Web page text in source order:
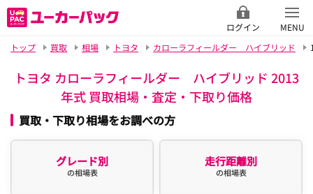
ログイン
MENU
トップ
買取 相場 トヨタ カローラフィールダー ハイブリッド
トヨタ カローラフィールダー ハイブリッド 2013
年式 買取相場・査定・下取り価格
買取・下取り相場をお調べの方
グレード別
の相場表
走行距離別
の相場表